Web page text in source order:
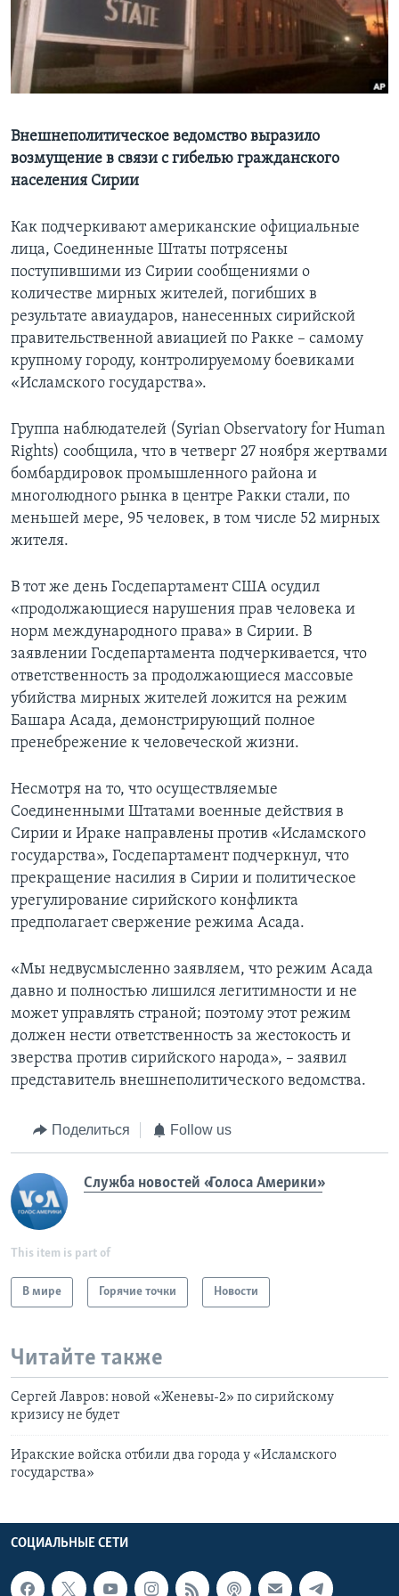
Learning English
СОЦИАЛЬНЫЕ СЕТИ
Языки
Внешнеполитическое ведомство выразило
возмущение в связи с гибелью гражданского
населения Сирии
Как подчеркивают американские официальные
лица, Соединенные Штаты потрясены
поступившими из Сирии сообщениями о
количестве мирных жителей, погибших в
результате авиаударов, нанесенных сирийской
правительственной авиацией по Ракке – самому
крупному городу, контролируемому боевиками
«Исламского государства».
Группа наблюдателей (Syrian Observatory for Human
Rights) сообщила, что в четверг 27 ноября жертвами
бомбардировок промышленного района и
многолюдного рынка в центре Ракки стали, по
меньшей мере, 95 человек, в том числе 52 мирных
жителя.
В тот же день Госдепартамент США осудил
«продолжающиеся нарушения прав человека и
норм международного права» в Сирии. В
заявлении Госдепартамента подчеркивается, что
ответственность за продолжающиеся массовые
убийства мирных жителей ложится на режим
Башара Асада, демонстрирующий полное
пренебрежение к человеческой жизни.
Несмотря на то, что осуществляемые
Соединенными Штатами военные действия в
Сирии и Ираке направлены против «Исламского
государства», Госдепартамент подчеркнул, что
прекращение насилия в Сирии и политическое
урегулирование сирийского конфликта
предполагает свержение режима Асада.
«Мы недвусмысленно заявляем, что режим Асада
давно и полностью лишился легитимности и не
может управлять страной; поэтому этот режим
должен нести ответственность за жестокость и
зверства против сирийского народа», – заявил
представитель внешнеполитического ведомства.
Поделиться Follow us
Служба новостей «Голоса Америки»
This item is part of
В мире Горячие точки Новости
Читайте также
Сергей Лавров: новой «Женевы-2» по сирийскому
кризису не будет
Иракские войска отбили два города у «Исламского
государства»
СОЦИАЛЬНЫЕ СЕТИ